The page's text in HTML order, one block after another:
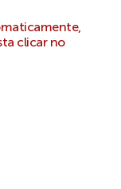
clicar no